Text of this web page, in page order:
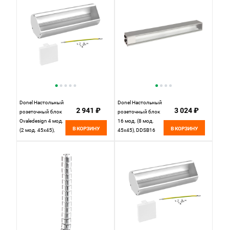
Donel Настольный
розеточный блок
Ovaledesign 4 мод.
(2 мод. 45х45),
2 941 ₽
В КОРЗИНУ
Donel Настольный
розеточный блок
16 мод. (8 мод.
45х45), DDSB16
3 024 ₽
В КОРЗИНУ